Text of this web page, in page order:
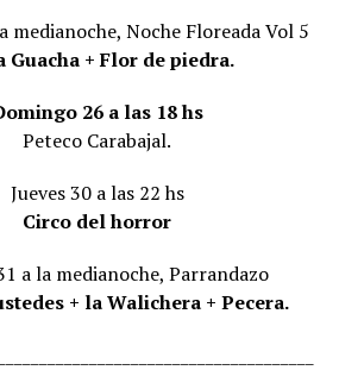
medianoche, Noche Floreada Vol 5
Guacha + Flor de piedra.
26 a las 18 hs
Peteco Carabajal.
Jueves 30 a las 22 hs
Circo del horror
a la medianoche, Parrandazo
+ la Walichera + Pecera.